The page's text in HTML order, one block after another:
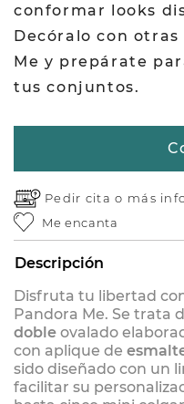
conformar looks
Decóralo con
Me y prepárate
tus conjuntos.
Pedir cita o más
Me encanta
Descripción
Disfruta tu libertad
Pandora Me. Se trata
doble ovalado
con aplique de
sido diseñado con un
facilitar su